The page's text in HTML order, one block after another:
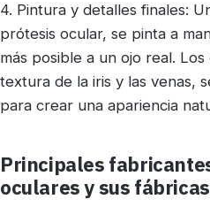
4. Pintura y detalles finales:
prótesis ocular, se pinta a
más posible a un ojo real.
textura de la iris y las venas,
para crear una apariencia
Principales
oculares y sus fábricas